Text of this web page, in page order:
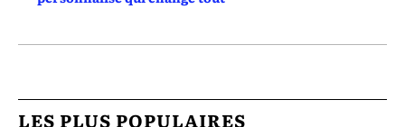
LES PLUS POPULAIRES